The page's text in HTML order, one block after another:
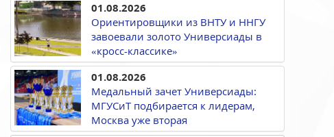
01.08.2026
Ориентировщики из ВНТУ и ННГУ
завоевали золото Универсиады в
«кросс-классике»
01.08.2026
Медальный зачет Универсиады:
МГУСиТ подбирается к лидерам,
Москва уже вторая